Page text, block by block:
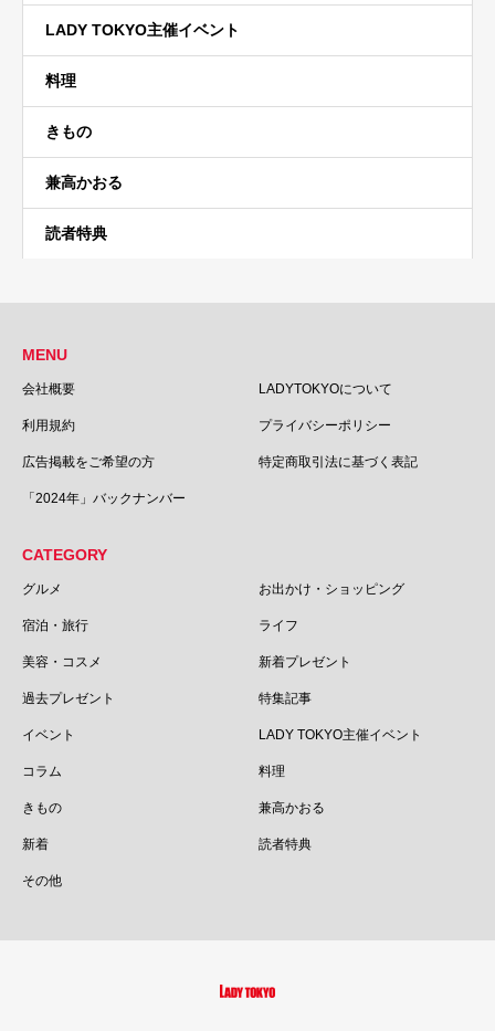
LADY TOKYO主催イベント
料理
きもの
兼高かおる
読者特典
MENU
会社概要 LADYTOKYOについて
利用規約 プライバシーポリシー
広告掲載をご希望の方 特定商取引法に基づく表記
「2024年」バックナンバー
CATEGORY
グルメ お出かけ・ショッピング
宿泊・旅行 ライフ
美容・コスメ 新着プレゼント
過去プレゼント 特集記事
イベント LADY TOKYO主催イベント
コラム 料理
きもの 兼高かおる
新着 読者特典
その他